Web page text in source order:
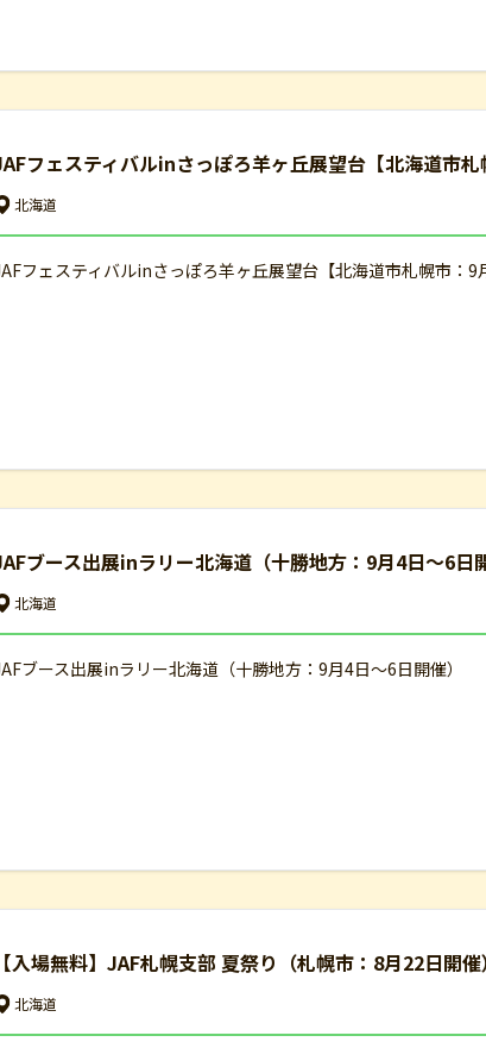
フェスティバルinさっぽろ羊ヶ丘展望台【北海道市札
北海道
フェスティバルinさっぽろ羊ヶ丘展望台【北海道市札幌市：9
ブース出展inラリー北海道（十勝地方：9月4日～6日
北海道
ブース出展inラリー北海道（十勝地方：9月4日～6日開催）
【入場無料】JAF札幌支部 夏祭り（札幌市：8月22日開催）
北海道